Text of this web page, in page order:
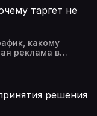
таргет не
какому
реклама в
выпуске
решения